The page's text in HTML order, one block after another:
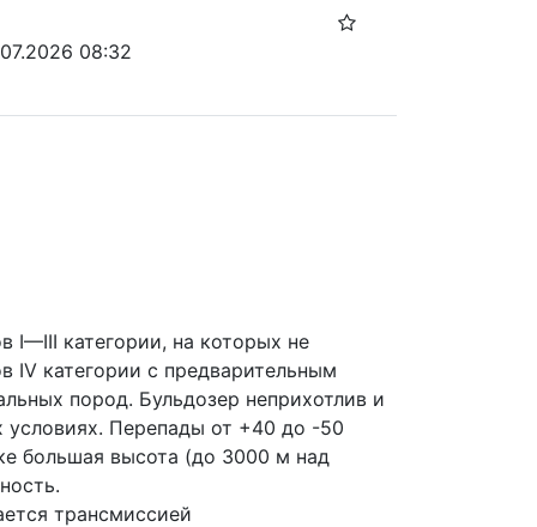
08:32
I—III категории, на которых не
IV категории с предварительным
пород. Бульдозер неприхотлив и
условиях. Перепады от +40 до -50
большая высота (до 3000 м над
трансмиссией